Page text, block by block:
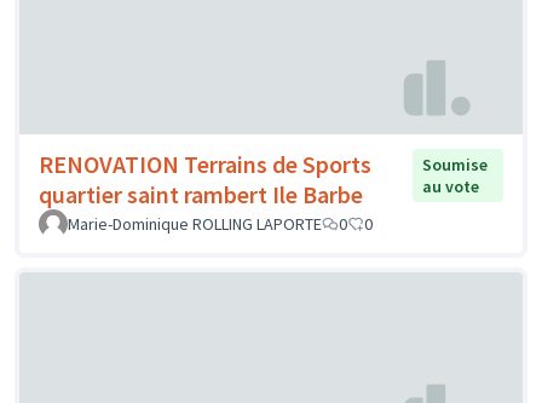
RENOVATION Terrains de Sports
quartier saint rambert Ile Barbe
Soumise
au vote
Marie-Dominique ROLLING LAPORTE
0 0